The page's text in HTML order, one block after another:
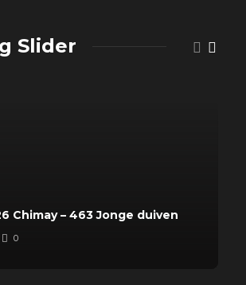
Slider
Chimay – 463 Jonge duiven
0